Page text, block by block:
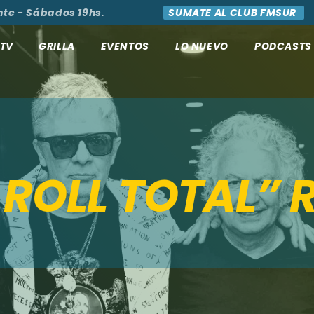
Sábados 19hs. SUMATE AL CLUB FMSUR
TV GRILLA EVENTOS LO NUEVO PODCASTS
TOTAL”